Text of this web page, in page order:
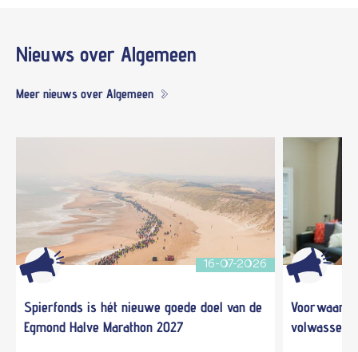
Nieuws over Algemeen
Meer nieuws over Algemeen
16-07-2026
Spierfonds is hét nieuwe goede doel van de
Egmond Halve Marathon 2027